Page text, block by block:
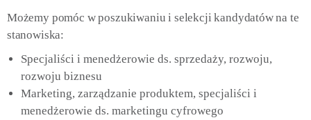
Możemy pomóc w poszukiwaniu i selekcji kandydatów na te
stanowiska:
Specjaliści i menedżerowie ds. sprzedaży, rozwoju,
rozwoju biznesu
Marketing, zarządzanie produktem, specjaliści i
menedżerowie ds. marketingu cyfrowego